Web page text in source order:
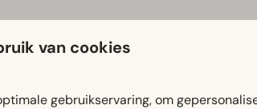
van cookies
gebruikservaring, om